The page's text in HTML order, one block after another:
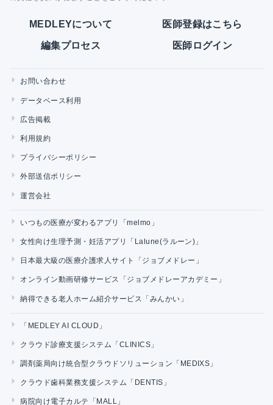
MEDLEYについて 医師登録はこちら
編集プロセス 医師ログイン
お問い合わせ
データベース利用
広告掲載
利用規約
プライバシーポリシー
外部送信ポリシー
運営会社
いつもの医療が変わるアプリ「melmo」
女性向け生理予測・妊活アプリ「Lalune(ラルーン)」
日本最大級の医療介護求人サイト「ジョブメドレー」
オンライン動画研修サービス「ジョブメドレーアカデミー」
納得できる老人ホーム紹介サービス「みんかい」
「MEDLEY AI CLOUD」
クラウド診療支援システム「CLINICS」
調剤薬局向け統合型クラウドソリューション「MEDIXS」
クラウド歯科業務支援システム「DENTIS」
病院向け電子カルテ「MALL」